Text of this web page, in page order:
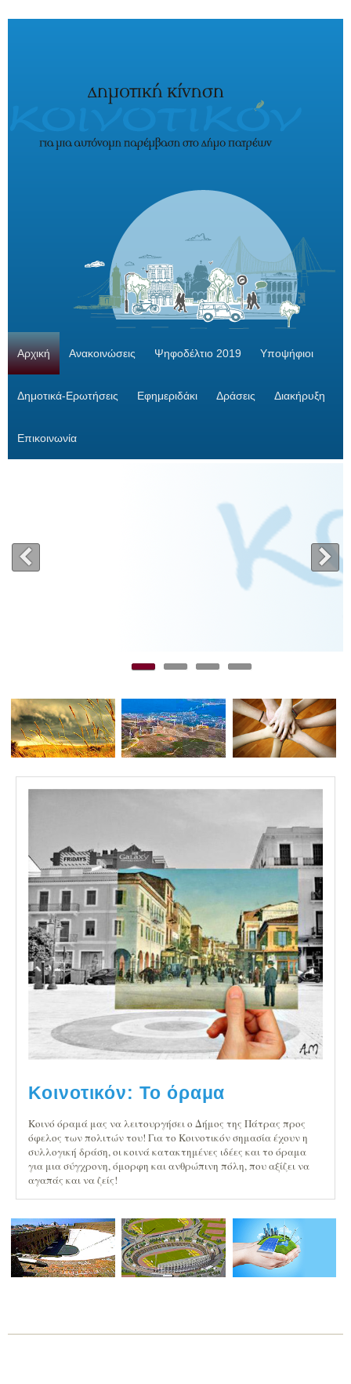
Αρχική Ανακοινώσεις Ψηφοδέλτιο 2019 Υποψήφιοι
Δημοτικά-Ερωτήσεις Εφημεριδάκι Δράσεις Διακήρυξη
Επικοινωνία
< >
Κοινοτικόν: Το όραμα
Κοινό όραμά μας να λειτουργήσει ο Δήμος της Πάτρας προς
όφελος των πολιτών του! Για το Κοινοτικόν σημασία έχουν η
συλλογική δράση, οι κοινά κατακτημένες ιδέες και το όραμα
για μια σύγχρονη, όμορφη και ανθρώπινη πόλη, που αξίζει να
αγαπάς και να ζείς!